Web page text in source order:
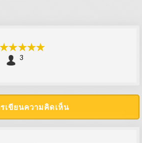
3
เขียนความคิดเห็น